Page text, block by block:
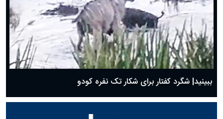
ببینید| شگرد کفتار برای شکار تک نفره کودو